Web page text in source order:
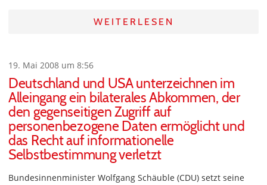
WEITERLESEN
19. Mai 2008 um 8:56
Deutschland und USA unterzeichnen im
Alleingang ein bilaterales Abkommen, der
den gegenseitigen Zugriff auf
personenbezogene Daten ermöglicht und
das Recht auf informationelle
Selbstbestimmung verletzt
Bundesinnenminister Wolfgang Schäuble (CDU) setzt seine